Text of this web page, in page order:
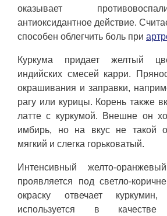
оказывает
антиоксидантное действие.
способен облегчить боль при
Куркума придает желтый
индийских смесей карри.
окрашивания и заправки,
рагу или курицы. Корень также
латте с куркумой. Внешне он
имбирь, но на вкус не такой
мягкий и слегка горьковатый.
Интенсивный желто-
проявляется под светло-
окраску отвечает
используется в